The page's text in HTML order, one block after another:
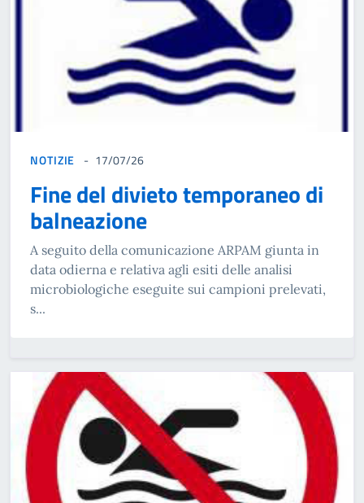
NOTIZIE 17/07/26
Fine del divieto temporaneo di
balneazione
A seguito della comunicazione ARPAM giunta in
data odierna e relativa agli esiti delle analisi
microbiologiche eseguite sui campioni prelevati,
s...